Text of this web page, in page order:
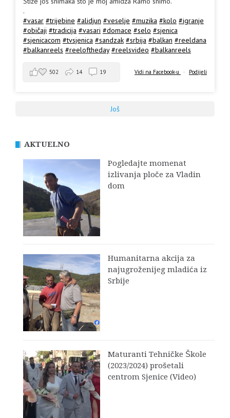
.
#vasar #trijebine #alidjun #veselje #muzika #kolo #igranje
#običaji #tradicija #vasari #domace #selo #sjenica
#sjenicacom #tvsjenica #sandzak #srbija #balkan #reeldana
#balkanreels #reeloftheday #reelsvideo #balkanreels
Vidi na Facebook-u · Podijeli
502 14 19
Još
AKTUELNO
Pogledajte momenat
izlivanja ploče za Vladin
dom
Humanitarna akcija za
najugroženijeg mladića iz
Srbije
Maturanti Tehničke Škole
(2023/2024) prošetali
centrom Sjenice (Video)